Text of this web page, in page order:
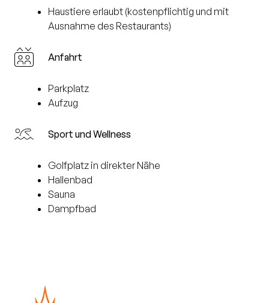
Haustiere erlaubt (kostenpflichtig und mit
Ausnahme des Restaurants)
Anfahrt
Parkplatz
Aufzug
Sport und Wellness
Golfplatz in direkter Nähe
Hallenbad
Sauna
Dampfbad